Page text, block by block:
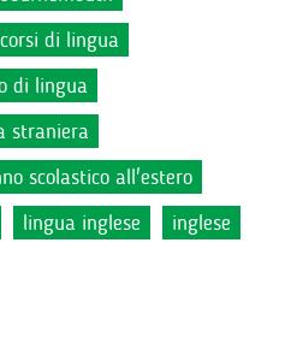
corsi di lingua
di lingua
straniera
scolastico all'estero
lingua inglese
inglese